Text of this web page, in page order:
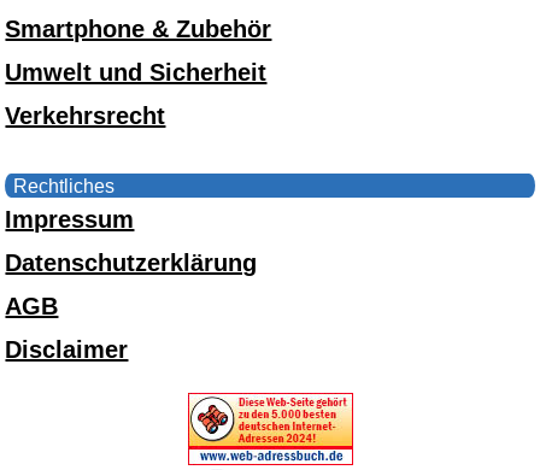
Smartphone & Zubehör
Umwelt und Sicherheit
Verkehrsrecht
Rechtliches
Impressum
Datenschutzerklärung
AGB
Disclaimer